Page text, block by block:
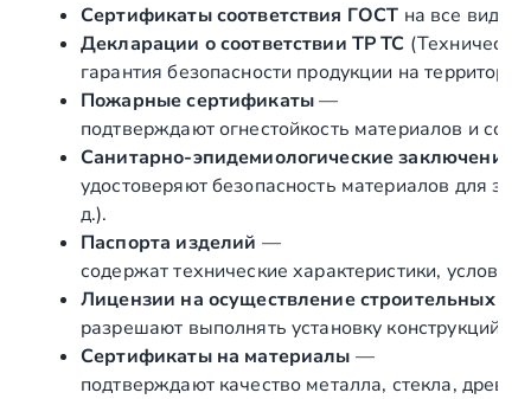
Сертификаты соответствия ГОСТ на все виды
Декларации о соответствии ТР ТС
гарантия безопасности продукции на
Пожарные сертификаты—
подтверждают огнестойкость материалов и
Санитарно‑эпидемиологические заключения
удостоверяют безопасность материалов для
д.).
Паспорта изделий —
содержат технические характеристики,
Лицензии на осуществление строительных и
разрешают выполнять установку конструкций
Сертификаты на материалы —
подтверждают качество металла, стекла,